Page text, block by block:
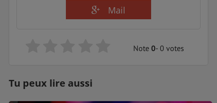
Mail
Note 0- 0 votes
Tu peux lire aussi